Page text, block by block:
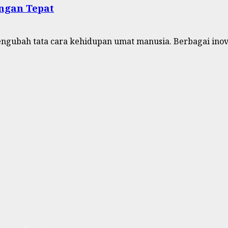
Tepat
tata cara kehidupan umat manusia. Berbagai